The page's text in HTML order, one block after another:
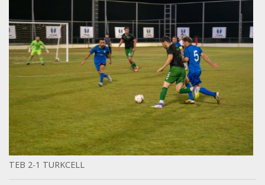
TEB 2-1 TURKCELL